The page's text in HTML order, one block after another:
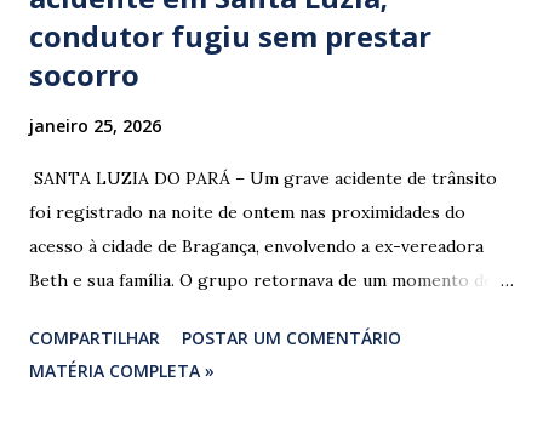
condutor fugiu sem prestar
socorro
janeiro 25, 2026
​ SANTA LUZIA DO PARÁ – Um grave acidente de trânsito
foi registrado na noite de ontem nas proximidades do
acesso à cidade de Bragança, envolvendo a ex-vereadora
Beth e sua família. O grupo retornava de um momento de
vereadora e irmão dos ex-vereadores de Bragança, Mauro
Rodrigues e Zeca Rodrigues , estava voltando do
COMPARTILHAR
POSTAR UM COMENTÁRIO
MATÉRIA COMPLETA »